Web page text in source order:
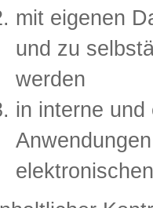
mit eigenen
und zu
werden
in interne